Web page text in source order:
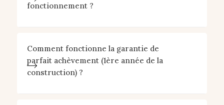
fonctionnement ?
Comment fonctionne la garantie de
parfait achèvement (1ère année de la
construction) ?